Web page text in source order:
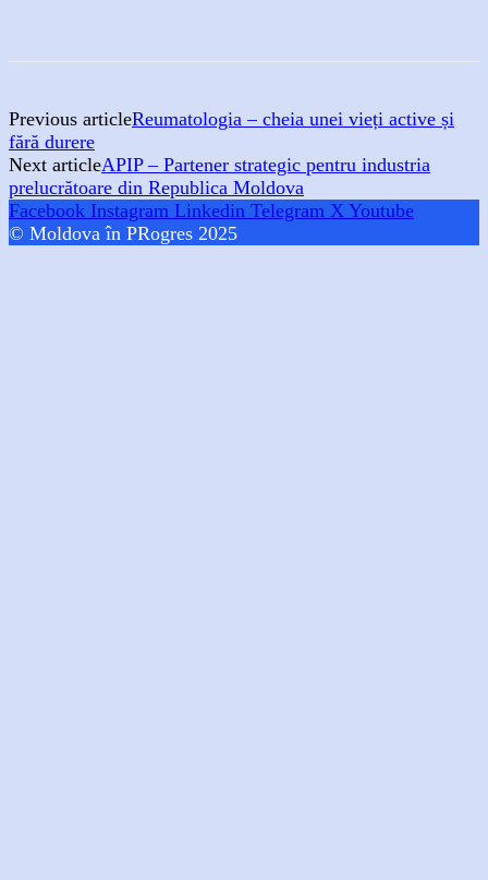
Previous articleReumatologia – cheia unei vieți active și
fără durere
Next articleAPIP – Partener strategic pentru industria
prelucrătoare din Republica Moldova
Facebook Instagram Linkedin Telegram X Youtube
© Moldova în PRogres 2025